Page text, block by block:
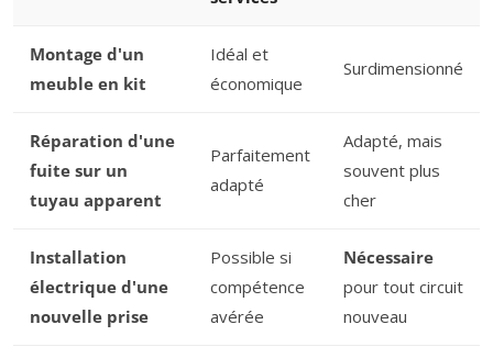
Montage d'un
meuble en kit
Idéal et
économique
Surdimensionné
Réparation d'une
fuite sur un
tuyau apparent
Parfaitement
adapté
Adapté, mais
souvent plus
cher
Installation
électrique d'une
nouvelle prise
Possible si
compétence
avérée
Nécessaire
pour tout circuit
nouveau